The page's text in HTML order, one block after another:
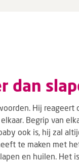
dan
Hij
Begrip van
ook is, hij zal
te maken met
en huilen. Het